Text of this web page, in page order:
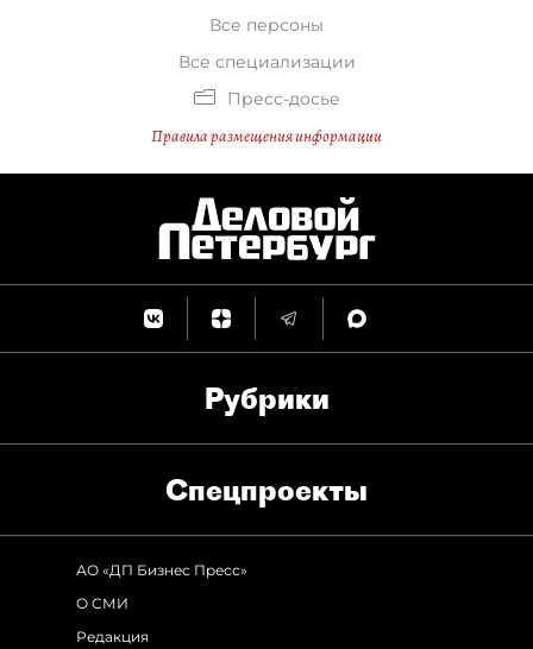
Все персоны
Все специализации
Пресс-досье
Правила размещения информации
Рубрики
Спец­проекты
АО «ДП Бизнес Пресс»
О СМИ
Редакция